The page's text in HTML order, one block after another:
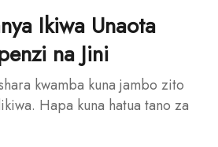
Ikiwa Unaota
na Jini
kwamba kuna jambo zito
Hapa kuna hatua tano za